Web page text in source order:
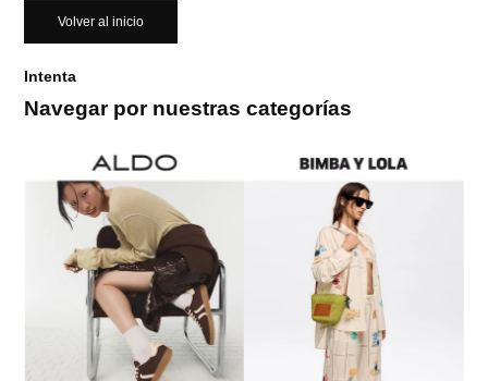
Volver al inicio
Intenta
Navegar por nuestras categorías